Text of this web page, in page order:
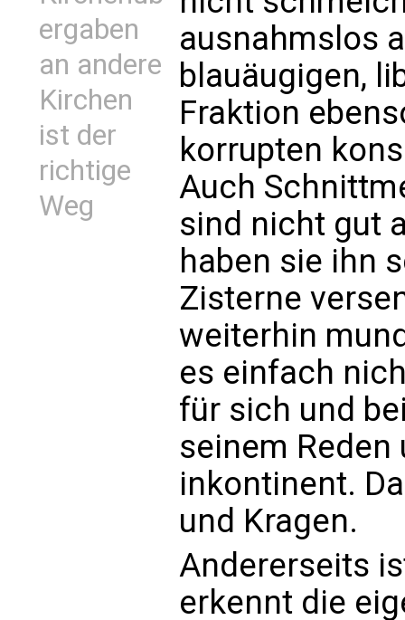
ergaben
an andere
Kirchen
ist der
richtige
Weg
ausnahmslos
blauäugigen,
Fraktion
korrupten
Auch
sind nicht gut
haben sie ihn
Zisterne
weiterhin
es einfach
für sich und
seinem Reden
inkontinent.
und Kragen.
Andererseits
erkennt die